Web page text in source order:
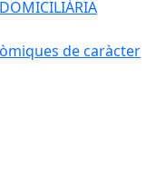
de caràcter